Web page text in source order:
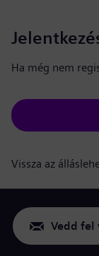
Ha még nem
Vissza az
Vedd fel